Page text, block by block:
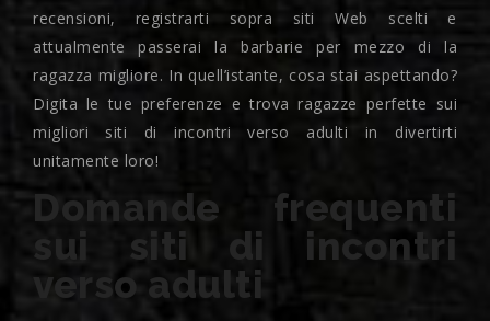
recensioni, registrarti sopra siti Web scelti e
attualmente passerai la barbarie per mezzo di la
ragazza migliore. In quell’istante, cosa stai aspettando?
Digita le tue preferenze e trova ragazze perfette sui
migliori siti di incontri verso adulti in divertirti
unitamente loro!
Domande frequenti
sui siti di incontri
verso adulti